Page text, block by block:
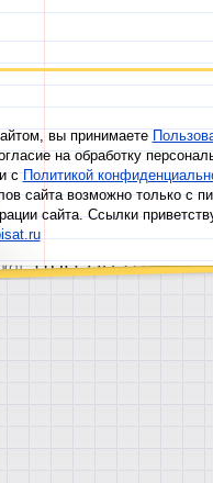
вы принимаете
на обработку
сПолитикой
сайта возможно только с
сайта. Ссылки